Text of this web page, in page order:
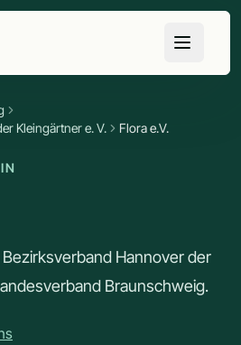
Kleingärtner e. V.
Flora e.V.
Hannover der
Braunschweig.